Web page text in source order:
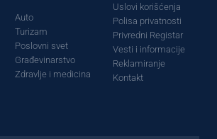
Auto
Turizam
Poslovni svet
Građevinarstvo
Zdravlje i medicina
Uslovi korišćenja
Polisa privatnosti
Privredni Registar
Vesti i informacije
Reklamiranje
Kontakt